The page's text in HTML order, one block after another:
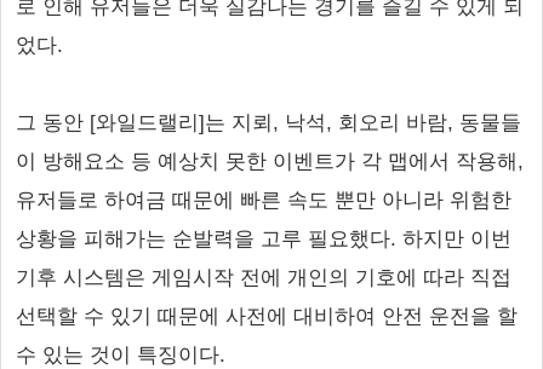
로 인해 유저들은 더욱 실감나는 경기를 즐길 수 있게 되
었다.
그 동안 [와일드랠리]는 지뢰, 낙석, 회오리 바람, 동물들
이 방해요소 등 예상치 못한 이벤트가 각 맵에서 작용해,
유저들로 하여금 때문에 빠른 속도 뿐만 아니라 위험한
상황을 피해가는 순발력을 고루 필요했다. 하지만 이번
기후 시스템은 게임시작 전에 개인의 기호에 따라 직접
선택할 수 있기 때문에 사전에 대비하여 안전 운전을 할
수 있는 것이 특징이다.